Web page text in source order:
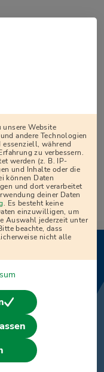
unsere Website
andere Technologien
essenziell, während
zu verbessern.
werden (z. B. IP-
und Inhalte oder die
können Daten
und dort verarbeitet
deiner Daten
. Es besteht keine
einzuwilligen, um
Auswahl jederzeit unter
beachte, dass
nicht alle